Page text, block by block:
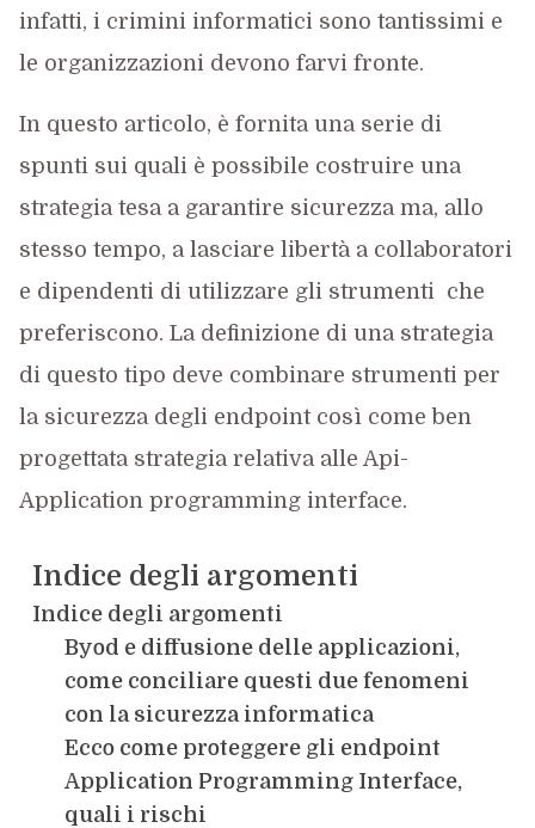
infatti, i crimini informatici sono tantissimi e
le organizzazioni devono farvi fronte.
In questo articolo, è fornita una serie di
spunti sui quali è possibile costruire una
strategia tesa a garantire sicurezza ma, allo
stesso tempo, a lasciare libertà a collaboratori
e dipendenti di utilizzare gli strumenti che
preferiscono. La definizione di una strategia
di questo tipo deve combinare strumenti per
la sicurezza degli endpoint così come ben
progettata strategia relativa alle Api-
Application programming interface.
Indice degli argomenti
Indice degli argomenti
Byod e diffusione delle applicazioni,
come conciliare questi due fenomeni
con la sicurezza informatica
Ecco come proteggere gli endpoint
Application Programming Interface,
quali i rischi